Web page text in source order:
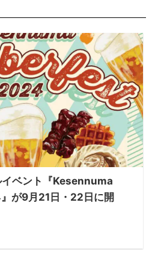
ベント『Kesennuma
が9月21日・22日に開